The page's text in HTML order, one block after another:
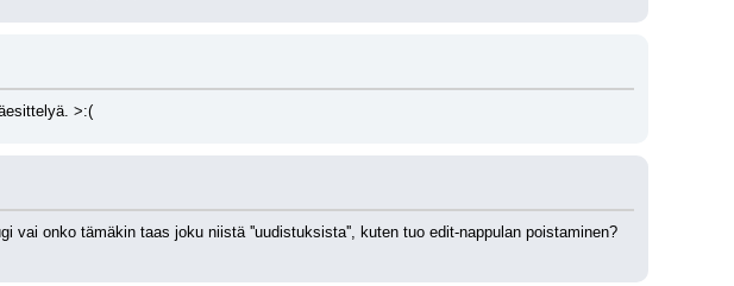
>:(
vai onko tämäkin taas joku niistä ''uudistuksista'', kuten tuo edit-nappulan poistaminen?